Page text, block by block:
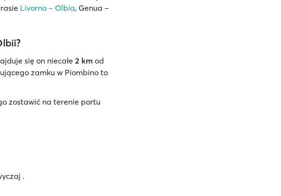
Livorno – Olbia, Genua –
się on niecałe2 km od
zamku w Piombino to
zostawić na terenie portu
.